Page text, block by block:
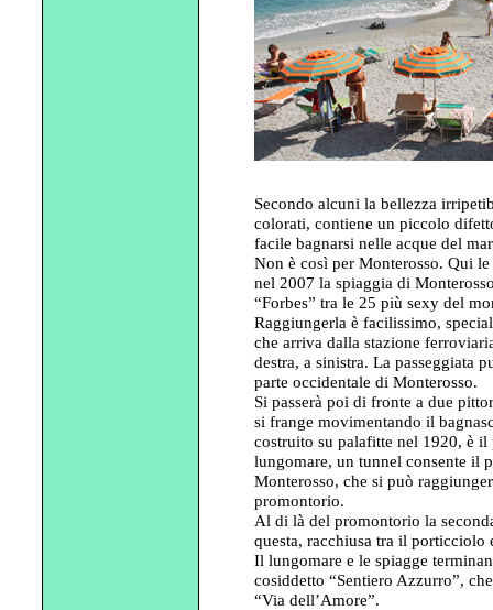
Secondo alcuni la bellezza
colorati, contiene un piccolo
facile bagnarsi nelle acque del
Non è così per Monterosso. Qui
nel 2007 la spiaggia di
“Forbes” tra le 25 più sexy del
Raggiungerla è facilissimo,
che arriva dalla stazione
destra, a sinistra. La passeggiata
parte occidentale di Monterosso.
Si passerà poi di fronte a due
si frange movimentando il
costruito su palafitte nel 1920, è
lungomare, un tunnel consente il
Monterosso, che si può
promontorio.
Al di là del promontorio la
questa, racchiusa tra il
Il lungomare e le spiagge
cosiddetto “Sentiero Azzurro”,
“Via dell’Amore”.